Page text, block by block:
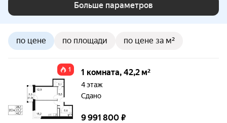
Больше параметров
по цене по площади по цене за м²
1 1 комната, 42,2 м²
4 этаж
Сдано
9 991 800 ₽